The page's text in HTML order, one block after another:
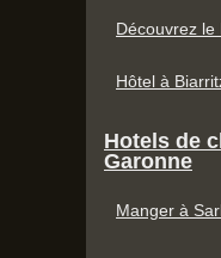
Découvrez le
Hôtel à
Hotels de
Garonne
Manger à